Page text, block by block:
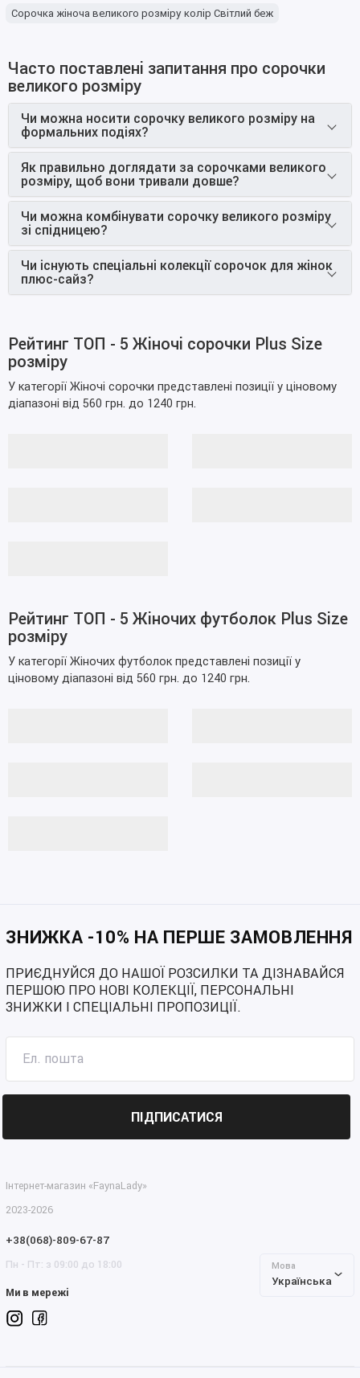
Сорочка жіноча великого розміру колір Світлий беж
Сорочка жіноча великого розміру колір Рожева пудра
Сорочка жіноча великого розміру колір Оливковий
Сорочка жіноча великого розміру колір Ніжно-рожевий
Сорочка жіноча великого розміру колір М'ятний
Сорочка жіноча великого розміру колір Мокко
Сорочка оливковий
Часто поставлені запитання про сорочки
великого розміру
Чи можна носити сорочку великого розміру на
формальних подіях?
Як правильно доглядати за сорочками великого
розміру, щоб вони тривали довше?
Чи можна комбінувати сорочку великого розміру
зі спідницею?
Чи існують спеціальні колекції сорочок для жінок
плюс-сайз?
Рейтинг ТОП - 5 Жіночі сорочки Plus Size
розміру
У категорії Жіночі сорочки представлені позиції у ціновому
діапазоні від 560 грн. до 1240 грн.
Рейтинг ТОП - 5 Жіночих футболок Plus Size
розміру
У категорії Жіночих футболок представлені позиції у
ціновому діапазоні від 560 грн. до 1240 грн.
ЗНИЖКА -10% НА ПЕРШЕ ЗАМОВЛЕННЯ
ПРИЄДНУЙСЯ ДО НАШОЇ РОЗСИЛКИ ТА ДІЗНАВАЙСЯ
ПЕРШОЮ ПРО НОВІ КОЛЕКЦІЇ, ПЕРСОНАЛЬНІ
ЗНИЖКИ І СПЕЦІАЛЬНІ ПРОПОЗИЦІЇ.
ПІДПИСАТИСЯ
Інтернет-магазин «FaynaLady»
2023-2026
+38(068)-809-67-87
Пн - Пт: з 09:00 до 18:00
Ми в мережі
Мова
Українська